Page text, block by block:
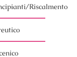
Riscalmento